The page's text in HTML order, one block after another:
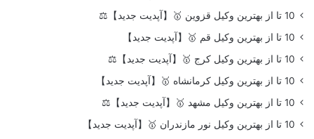
10 تا از بهترین وکیل قزوین 🥇【آپدیت جدید】⚖️
10 تا از بهترین وکیل قم 🥇【آپدیت جدید】
10 تا از بهترین وکیل کرج 🥇【آپدیت جدید】⚖️
10 تا از بهترین وکیل کرمانشاه 🥇【آپدیت جدید】
10 تا از بهترین وکیل مشهد 🥇【آپدیت جدید】⚖️
10 تا از بهترین وکیل نور مازندران 🥇【آپدیت جدید】